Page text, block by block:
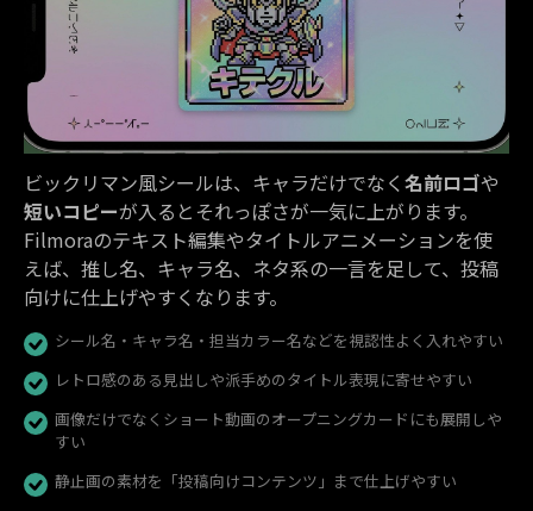
ビックリマン風シールは、キャラだけでなく名前ロゴや
短いコピーが入るとそれっぽさが一気に上がります。
Filmoraのテキスト編集やタイトルアニメーションを使
えば、推し名、キャラ名、ネタ系の一言を足して、投稿
向けに仕上げやすくなります。
シール名・キャラ名・担当カラー名などを視認性よく入れやすい
レトロ感のある見出しや派手めのタイトル表現に寄せやすい
画像だけでなくショート動画のオープニングカードにも展開しや
すい
静止画の素材を「投稿向けコンテンツ」まで仕上げやすい